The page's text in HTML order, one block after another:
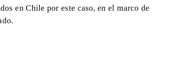
en Chile por este caso, en el marco de